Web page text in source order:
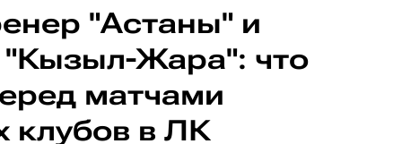
"Астаны" и
Жара": что
матчами
клубов в ЛК